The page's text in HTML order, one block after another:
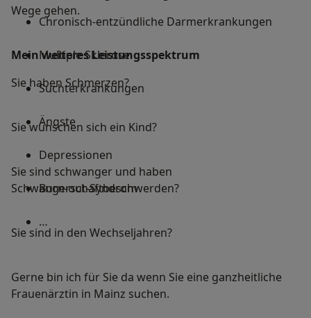
Chronisch-entzündliche Darmerkrankungen
Multiple Sklerose
Suchterkrankungen
Ängste
Depressionen
Burn-out-Syndrom
…
Wege gehen.
Mein weiteres Leistungs­spektrum
Sie haben Schmerzen?
Sie wünschen sich ein Kind?
Sie sind schwanger und haben
Schwangerschaftbeschwerden?
Sie sind in den Wechseljahren?
Gerne bin ich für Sie da wenn Sie eine ganzheitliche
Frauenärztin in Mainz suchen.